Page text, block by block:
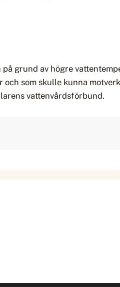
grund av högre
som skulle kunna
vattenvårdsförbund.